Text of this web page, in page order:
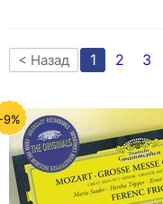
< Назад 1 2 3
9%